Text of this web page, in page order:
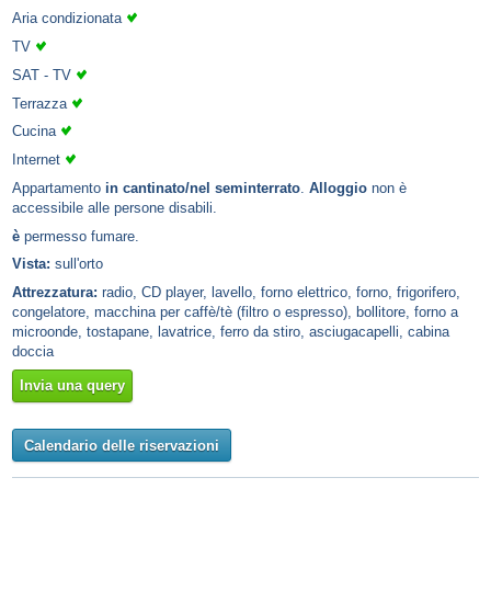
Aria condizionata
TV
SAT - TV
Terrazza
Cucina
Internet
Appartamento in cantinato/nel seminterrato Alloggio non è
accessibile alle persone disabili.
è permesso fumare.
Vista: sull'orto
Attrezzatura: radio, CD player, lavello, forno elettrico, forno, frigorifero,
congelatore, macchina per caffè/tè (filtro o espresso), bollitore, forno a
microonde, tostapane, lavatrice, ferro da stiro, asciugacapelli, cabina
doccia
Invia una query
Calendario delle riservazioni